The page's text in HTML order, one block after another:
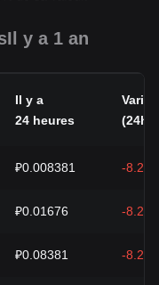
Il y a 1 an
Il y a
24 heures
(24h)
₽0.008381 -
₽0.01676 -
₽0.08381 -